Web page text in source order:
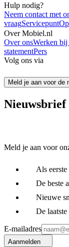
Hulp nodig?
Neem contact met
vraagServicepunt
Over Mobiel.nl
Over onsWerken
statementPers
Volg ons via
Meld je aan voor de
Meld je aan voor
Als
De beste
Nieuwe
De
E-mailadres
Aanmelden